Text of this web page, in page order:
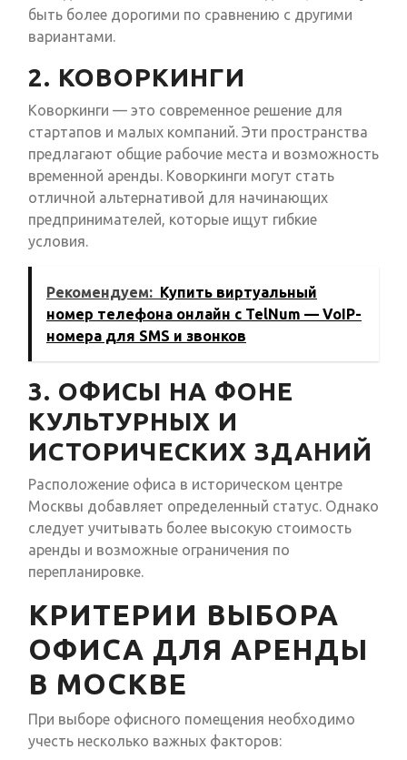
быть более дорогими по сравнению с другими
вариантами.
2. КОВОРКИНГИ
Коворкинги — это современное решение для
стартапов и малых компаний. Эти пространства
предлагают общие рабочие места и возможность
временной аренды. Коворкинги могут стать
отличной альтернативой для начинающих
предпринимателей, которые ищут гибкие
условия.
Рекомендуем: Купить виртуальный
номер телефона онлайн с TelNum — VoIP-
номера для SMS и звонков
3. ОФИСЫ НА ФОНЕ
КУЛЬТУРНЫХ И
ИСТОРИЧЕСКИХ ЗДАНИЙ
Расположение офиса в историческом центре
Москвы добавляет определенный статус. Однако
следует учитывать более высокую стоимость
аренды и возможные ограничения по
перепланировке.
КРИТЕРИИ ВЫБОРА
ОФИСА ДЛЯ АРЕНДЫ
В МОСКВЕ
При выборе офисного помещения необходимо
учесть несколько важных факторов: